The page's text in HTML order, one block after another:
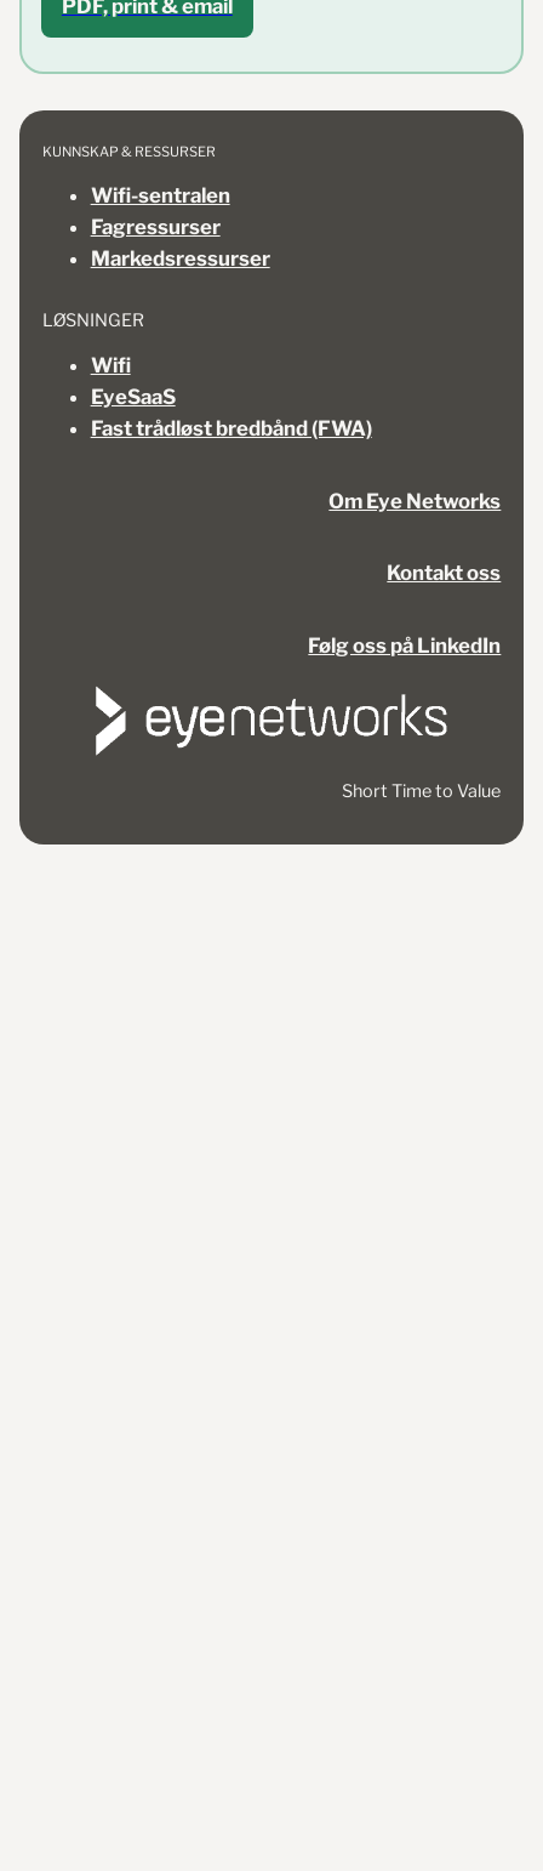
PDF, print & email
KUNNSKAP & RESSURSER
Wifi-sentralen
Fagressurser
Markedsressurser
LØSNINGER
Wifi
EyeSaaS
Fast trådløst bredbånd (FWA)
Om Eye Networks
Kontakt oss
Følg oss på LinkedIn
Short Time to Value